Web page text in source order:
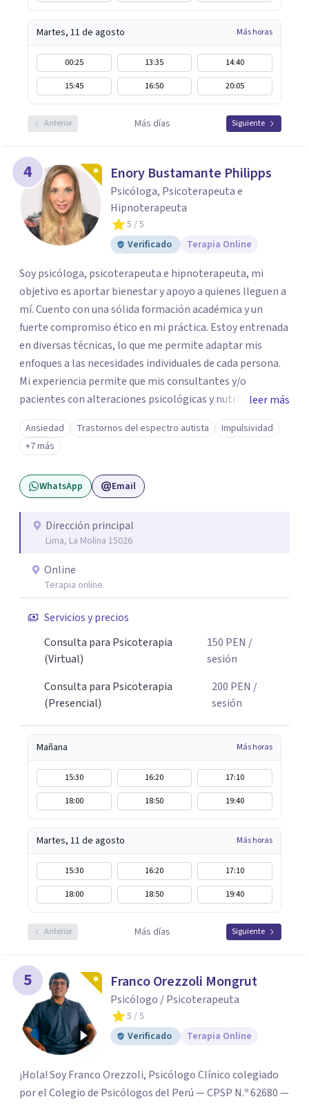
Martes, 11 de agosto Más horas
00:25 13:35
14:40
15:45
16:50 20:05
Anterior Más días Siguiente
4 Enory Bustamante Philipps
Psicóloga, Psicoterapeuta e
Hipnoterapeuta
5 / 5
Verificado
Terapia Online
Soy psicóloga, psicoterapeuta e hipnoterapeuta, mi
objetivo es aportar bienestar y apoyo a quienes lleguen a
mí. Cuento con una sólida formación académica y un
fuerte compromiso ético en mi práctica. Estoy entrenada
en diversas técnicas, lo que me permite adaptar mis
enfoques a las necesidades individuales de cada persona.
Mi experiencia permite que mis consultantes y/o
pacientes con alteraciones psicológicas y nutricionales
regresen al equilibrio emocional y físico deseado. Me
considero empática y me esfuerzo por establecer
relaciones terapéuticas efectivas, facilitando un espacio
seguro y acogedor para explorar los obstáculos que se
presenten y alcanzar las metas. Estoy aquí para
conocer tu historia y apoyarte en el proceso de cambio.
leer más
Ansiedad Trastornos del espectro autista
Impulsividad
+7 más
WhatsApp Email
Dirección principal
Lima, La Molina 15026
Online
Terapia online
Servicios y precios
Consulta para Psicoterapia
(Virtual)
150 PEN /
sesión
Consulta para Psicoterapia
(Presencial)
200 PEN /
sesión
Mañana Más horas
15:30 16:20
17:10
18:00
18:50 19:40
Martes, 11 de agosto Más horas
15:30 16:20
17:10
18:00
18:50 19:40
Anterior Más días Siguiente
5 Franco Orezzoli Mongrut
Psicólogo / Psicoterapeuta
5 / 5
Verificado
Terapia Online
¡Hola! Soy Franco Orezzoli, Psicólogo Clínico colegiado
por el Colegio de Psicólogos del Perú — CPSP N.º 62680 —